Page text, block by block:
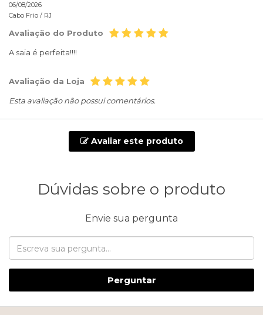
06/08/2026
Cabo Frio / RJ
Avaliação do Produto
A saia é perfeita!!!!
Avaliação da Loja
Esta avaliação não possui comentários.
Avaliar este produto
Dúvidas sobre o produto
Envie sua pergunta
Perguntar